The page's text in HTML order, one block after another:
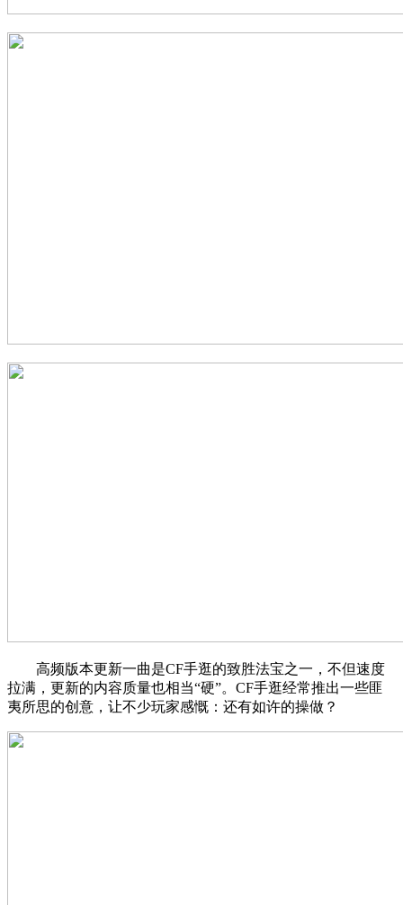
高频版本更新一曲是CF手逛的致胜法宝之一，不但速度
拉满，更新的内容质量也相当“硬”。CF手逛经常推出一些匪
夷所思的创意，让不少玩家感慨：还有如许的操做？